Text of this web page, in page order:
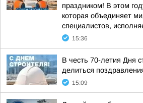
праздником! В этом
которая объединяет
специалистов,
15:36
В честь 70-летия Дня
делиться
15:09